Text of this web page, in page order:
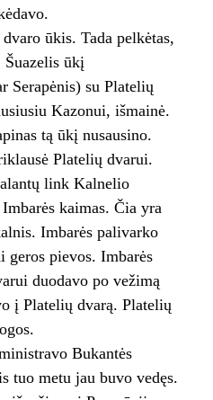
ūkis. Tada pelkėtas,
ūkį
Serapėnis) su Platelių
Kazonui, išmainė.
tą ūkį nusausino.
Platelių dvarui.
link Kalnelio
kaimas. Čia yra
Imbarės palivarko
geros pievos. Imbarės
duodavo po vežimą
į Platelių dvarą. Platelių
Bukantės
tuo metu jau buvo vedęs.